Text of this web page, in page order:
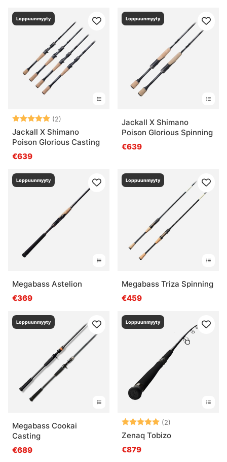
Loppuunmyyty
Arvio: (2)
5.0 5:sta tähdestä
Jackall X Shimano
Poison Glorious Casting
€639
Loppuunmyyty
Jackall X Shimano
Poison Glorious Spinning
€639
Loppuunmyyty
Megabass Astelion
€369
Loppuunmyyty
Megabass Triza Spinning
€459
Loppuunmyyty
Megabass Cookai
Casting
€689
Loppuunmyyty
Arvio: (2)
Zenaq Tobizo
€879